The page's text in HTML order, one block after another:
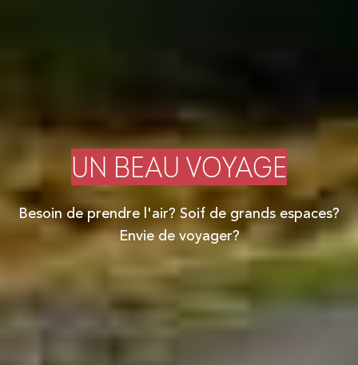
UN BEAU VOYAGE
Besoin de prendre l'air? Soif de grands espaces?
Envie de voyager?